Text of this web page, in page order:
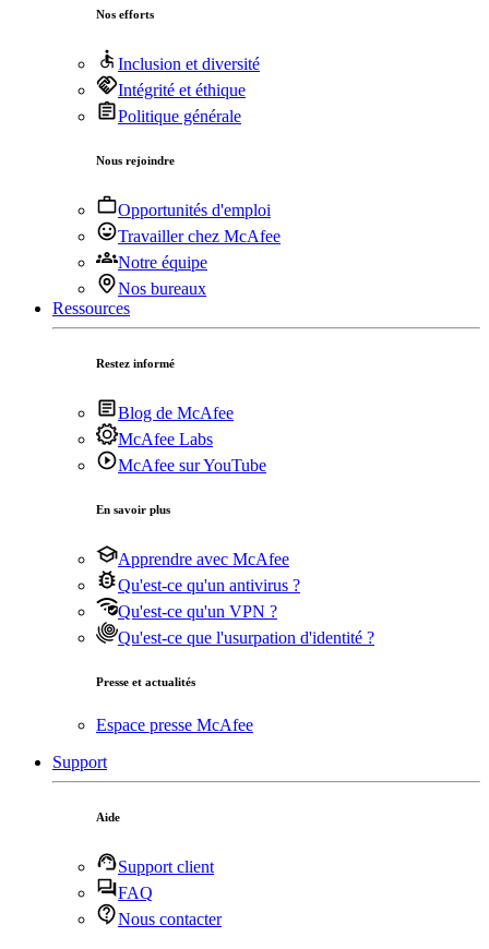
Nos efforts
Inclusion et diversité
Intégrité et éthique
Politique générale
Nous rejoindre
Opportunités d'emploi
Travailler chez McAfee
Notre équipe
Nos bureaux
Ressources
Restez informé
Blog de McAfee
McAfee Labs
McAfee sur YouTube
En savoir plus
Apprendre avec McAfee
Qu'est-ce qu'un antivirus ?
Qu'est-ce qu'un VPN ?
Qu'est-ce que l'usurpation d'identité ?
Presse et actualités
Espace presse McAfee
Support
Aide
Support client
FAQ
Nous contacter